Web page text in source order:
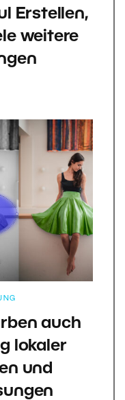
Erstellen,
weitere
auch
lokaler
und